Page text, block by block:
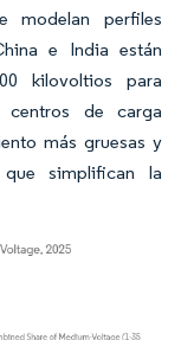
modelan perfiles
e India están
kilovoltios para
centros de carga
más gruesas y
simplifican la